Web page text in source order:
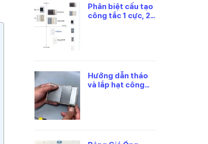
Phân biệt cấu tạo
công tắc 1 cực, 2
Hướng dẫn tháo
và lắp hạt công